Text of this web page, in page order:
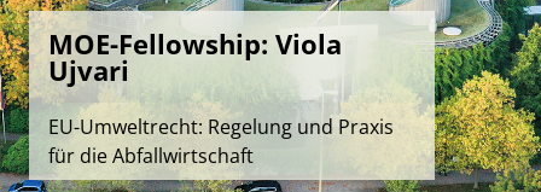
MOE-Fellowship: Viola
Ujvari
EU-Umweltrecht: Regelung und Praxis
für die Abfallwirtschaft